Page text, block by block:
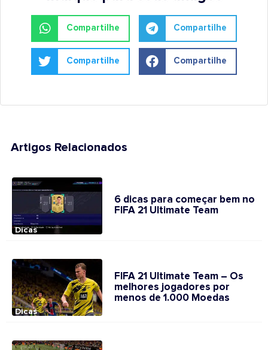
Compartilhe Compartilhe
Compartilhe Compartilhe
Artigos Relacionados
Dicas
6 dicas para começar bem no
FIFA 21 Ultimate Team
Dicas
FIFA 21 Ultimate Team – Os
melhores jogadores por
menos de 1.000 Moedas